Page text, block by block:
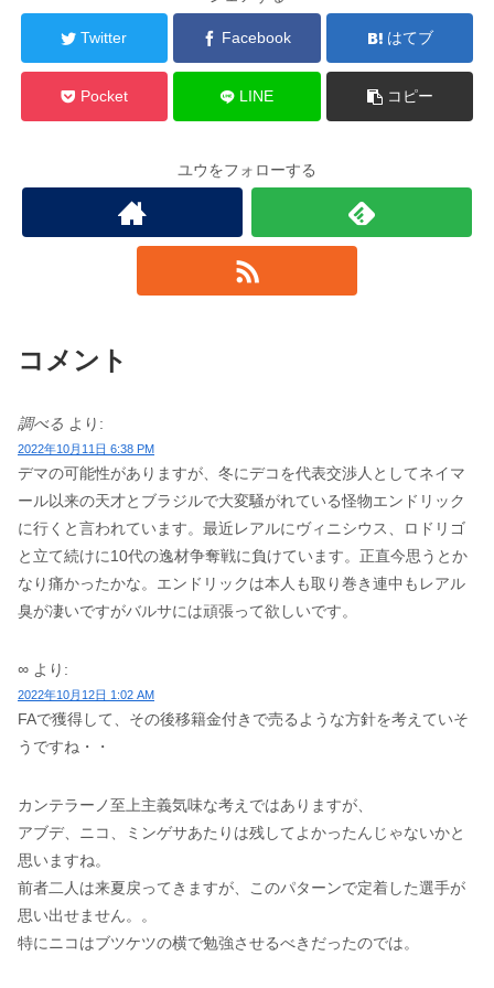
Twitter Facebook はてブ
Pocket LINE コピー
ユウをフォローする
コメント
調べる より:
2022年10月11日 6:38 PM
デマの可能性がありますが、冬にデコを代表交渉人としてネイマ
ール以来の天才とブラジルで大変騒がれている怪物エンドリック
に行くと言われています。最近レアルにヴィニシウス、ロドリゴ
と立て続けに10代の逸材争奪戦に負けています。正直今思うとか
なり痛かったかな。エンドリックは本人も取り巻き連中もレアル
臭が凄いですがバルサには頑張って欲しいです。
∞ より:
2022年10月12日 1:02 AM
FAで獲得して、その後移籍金付きで売るような方針を考えていそ
うですね・・
カンテラーノ至上主義気味な考えではありますが、
アブデ、ニコ、ミンゲサあたりは残してよかったんじゃないかと
思いますね。
前者二人は来夏戻ってきますが、このパターンで定着した選手が
思い出せません。。
特にニコはブツケツの横で勉強させるべきだったのでは。